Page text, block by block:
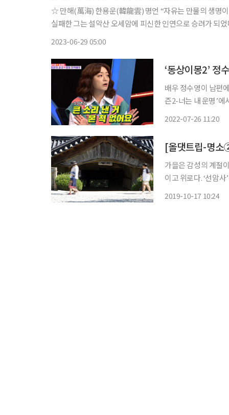
☆ 만해(萬海) 한용운(韓龍雲) 명언 “자유는 만물의 생명이요 평화는 인생의 행복이다.” 시인. 독립 운동가. 동학 운동에 가담했다
실패한 그는 설악산 오세암에 피신한 인연으로 승려가 되
2023-06-29 05:00
‘동상이몽2’ 정
배우 정수영이 남편에 대한 애정을 드러
즌2-너는 내 운명’에서
2022-07-26 11:20
[올댓트립-명소
가을은 감성의 계절
이고 위로다. ‘선암
2019-10-17 10:24